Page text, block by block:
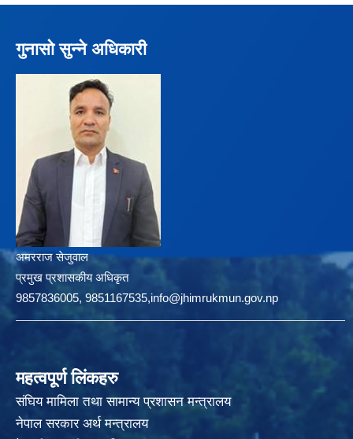
गुनासो सुन्ने अधिकारी
अमरराज सेजुवाल
प्रमुख प्रशासकीय अधिकृत
9857836005, 9851167535,info@jhimrukmun.gov.np
महत्वपूर्ण लिंकहरु
संघिय मामिला तथा सामान्य प्रशासन मन्त्रालय
नेपाल सरकार अर्थ मन्त्रालय